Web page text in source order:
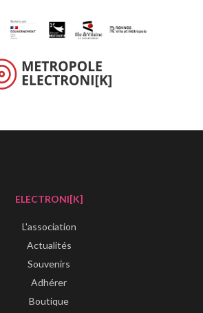
ELECTRONI[K]
L'association
Actualités
Souvenirs
Adhérer
Boutique